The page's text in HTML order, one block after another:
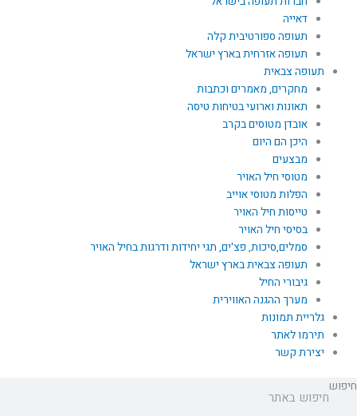
דאייה
תעופה ספורטיבית קלה
תעופה אזרחית בארץ ישראל
תעופה צבאית
מחקרים, מאמרים וכתבות
תאונות וארועי בטיחות טיסה
אובדן מטוסים בקרב
היכן הם היום
מבצעים
מטוסי חיל האויר
הפלות מטוסי אוייב
טייסות חיל האויר
בסיסי חיל האויר
סמלים,סיכות, פצ'ים, תגי יחידות ודרגות בחיל האויר
תעופה צבאית בארץ ישראל
גיבורי החיל
מערך ההגנה האווירית
גלריית תמונות
תירמו לאתר
יצירת קשר
חיפוש